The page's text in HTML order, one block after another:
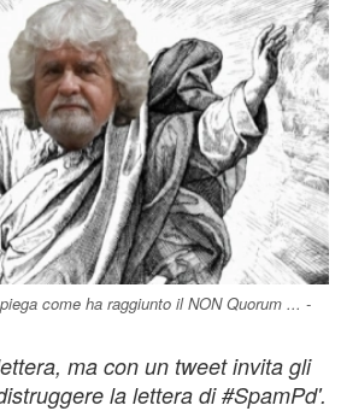
come ha raggiunto il NON Quorum ... -
ma con un tweet invita gli
la lettera di #SpamPd'.